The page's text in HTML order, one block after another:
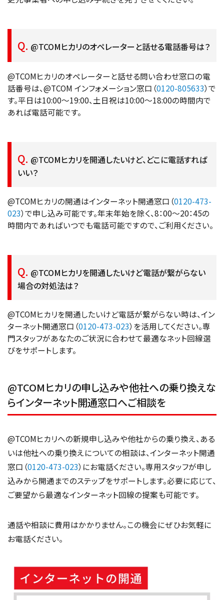
@TCOMヒカリのオペレーターと話せる電話番号は？
@TCOMヒカリのオペレーターと話せる問い合わせ窓口の電
話番号は、@TCOM インフォメーション窓口（0120-805633）で
す。平日は10:00〜19:00、土日祝は10:00〜18:00の時間内で
あれば電話可能です。
@TCOMヒカリを開通したいけど、どこに電話すれば
いい？
@TCOMヒカリの開通はインターネット開通窓口（0120-473-
023）で申し込み可能です。年末年始を除く、8：00〜20：45の
時間内であればいつでも電話可能ですので、ご利用ください。
@TCOMヒカリを開通したいけど電話が繋がらない
場合の対処法は？
@TCOMヒカリを開通したいけど電話が繋がらない時は、イン
ターネット開通窓口（0120-473-023）を活用してください。専
門スタッフがあなたのご状況に合わせて最適なネット回線選
びをサポートします。
@TCOMヒカリの申し込みや他社への乗り換えな
らインターネット開通窓口へご相談を
@TCOMヒカリへの新規申し込みや他社からの乗り換え、ある
いは他社への乗り換えについての相談は、インターネット開通
窓口（0120-473-023）にお電話ください。専用スタッフが申し
込みから開通までのステップをサポートします。必要に応じて、
ご要望から最適なインターネット回線の提案も可能です。
通話や相談に費用はかかりません。この機会にぜひお気軽に
お電話ください。